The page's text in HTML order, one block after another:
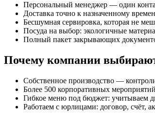
Персональный менеджер — один
Доставка точно к назначенному
Бесшумная сервировка, которая не
Посуда на выбор: экологичные
Полный пакет закрывающих
Почему компании
Собственное производство —
Более 500 корпоративных
Гибкое меню под бюджет: учитываем
Работаем с юрлицами: договор, счёт,